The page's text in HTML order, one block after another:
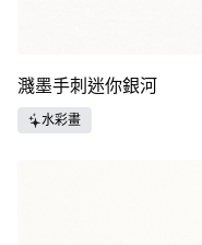
濺墨手刺迷你銀河
水彩畫